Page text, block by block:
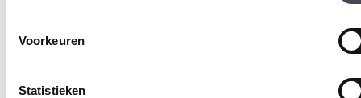
Voorkeuren
Statistieken